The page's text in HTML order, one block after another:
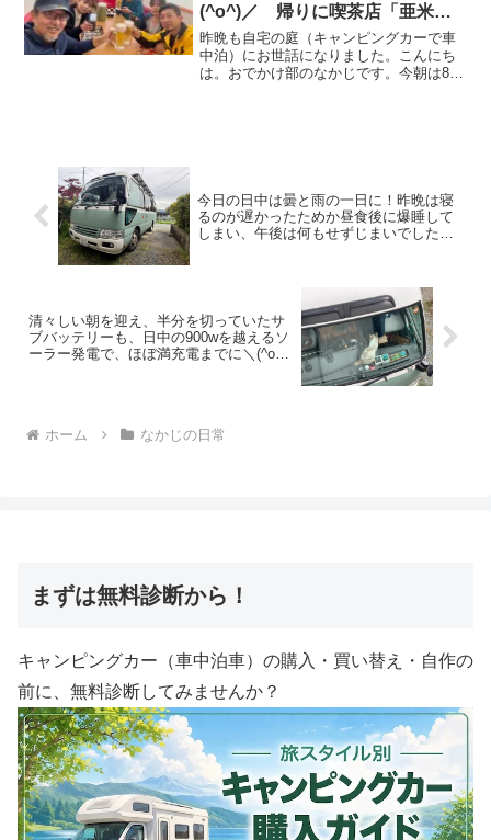
(^o^)／ 帰りに喫茶店「亜米利
加」に寄り、ケーキセット♪ 楽
しい一日でした♪ 明日は、楽し
みにしていた「井上尚弥 vs 中谷
昨晩も自宅の庭（キャンピングカーで車
中泊）にお世話になりました。こんにち
は。おでかけ部のなかじです。今朝は8時
今日の日中は曇と雨の一日に！昨晩は寝
るのが遅かったためか昼食後に爆睡して
しまい、午後は何もせずじまいでした
清々しい朝を迎え、半分を切っていたサ
ブバッテリーも、日中の900wを越えるソ
ーラー発電で、ほぼ満充電までに＼(^o^)
ホーム なかじの日常
まずは無料診断から！
キャンピングカー（車中泊車）の購入・買い替え・自作の
前に、無料診断してみませんか？